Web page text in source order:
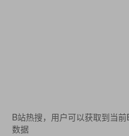
B站热搜，用户可以获取到当
数据